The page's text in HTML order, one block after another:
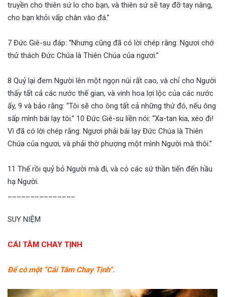
truyền cho thiên sứ lo cho bạn, và thiên sứ sẽ tay đỡ tay nâng,
cho bạn khỏi vấp chân vào đá.”
7 Đức Giê-su đáp: “Nhưng cũng đã có lời chép rằng: Ngươi chớ
thử thách Đức Chúa là Thiên Chúa của ngươi.”
8 Quỷ lại đem Người lên một ngọn núi rất cao, và chỉ cho Người
thấy tất cả các nước thế gian, và vinh hoa lợi lộc của các nước
ấy, 9 và bảo rằng: “Tôi sẽ cho ông tất cả những thứ đó, nếu ông
sấp mình bái lạy tôi.” 10 Đức Giê-su liền nói: “Xa-tan kia, xéo đi!
Vì đã có lời chép rằng: Ngươi phải bái lạy Đức Chúa là Thiên
Chúa của ngươi, và phải thờ phượng một mình Người mà thôi.”
11 Thế rồi quỷ bỏ Người mà đi, và có các sứ thần tiến đến hầu
hạ Người.
SUY NIỆM
CÁI TÂM CHAY TỊNH
Để có một “Cái Tâm Chay Tịnh”.